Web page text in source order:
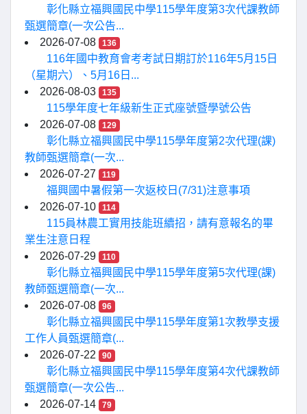
彰化縣立福興國民中學115學年度第3次代課教師
甄選簡章(一次公告...
2026-07-08
136
116年國中教育會考考試日期訂於116年5月15日
（星期六）、5月16日...
2026-08-03
135
115學年度七年級新生正式座號暨學號公告
2026-07-08
129
彰化縣立福興國民中學115學年度第2次代理(課)
教師甄選簡章(一次...
2026-07-27
119
福興國中暑假第一次返校日(7/31)注意事項
2026-07-10
114
115員林農工實用技能班續招，請有意報名的畢
業生注意日程
2026-07-29
110
彰化縣立福興國民中學115學年度第5次代理(課)
教師甄選簡章(一次...
2026-07-08
96
彰化縣立福興國民中學115學年度第1次教學支援
工作人員甄選簡章(...
2026-07-22
90
彰化縣立福興國民中學115學年度第4次代課教師
甄選簡章(一次公告...
2026-07-14
79